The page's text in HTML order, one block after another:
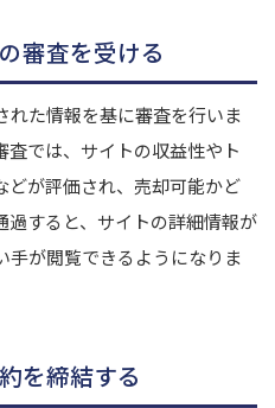
審査を受ける
た情報を基に審査を行いま
では、サイトの収益性やト
どが評価され、売却可能かど
過すると、サイトの詳細情報が
手が閲覧できるようになりま
を締結する